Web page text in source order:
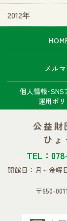
2012年
メル
個人情報･SNS
運用ポ
公益財
ひょ
TEL：
開館日：月～金曜
〒650-